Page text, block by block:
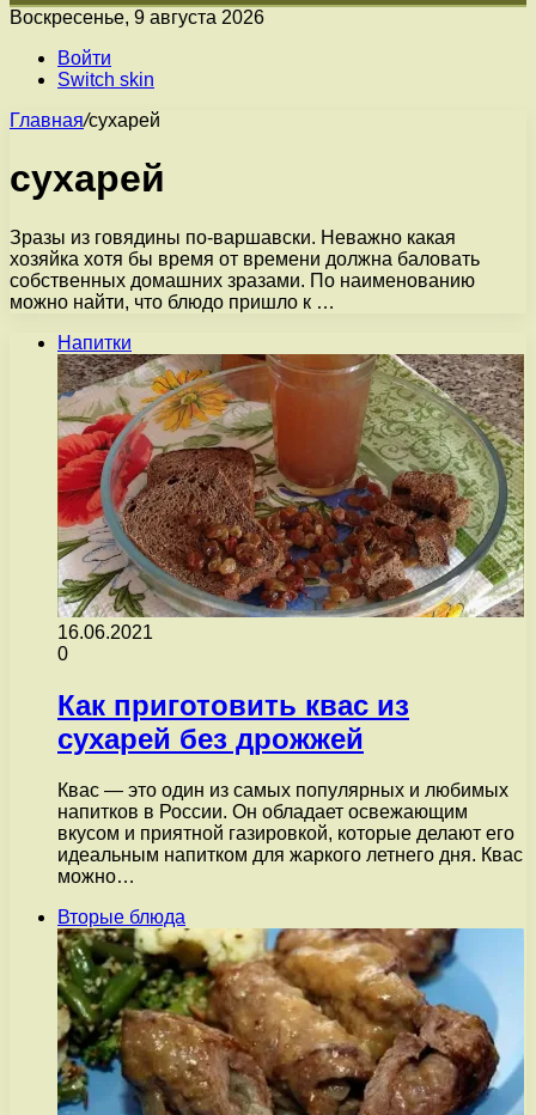
Воскресенье, 9 августа 2026
Войти
Switch skin
Главная/сухарей
сухарей
Зразы из говядины по-варшавски. Неважно какая
хозяйка хотя бы время от времени должна баловать
собственных домашних зразами. По наименованию
можно найти, что блюдо пришло к …
Напитки
16.06.2021
0
Как приготовить квас из
сухарей без дрожжей
Квас — это один из самых популярных и любимых
напитков в России. Он обладает освежающим
вкусом и приятной газировкой, которые делают его
идеальным напитком для жаркого летнего дня. Квас
можно…
Вторые блюда